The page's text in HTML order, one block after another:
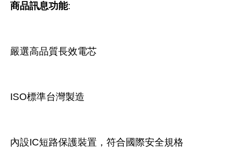
商品訊息功能:
嚴選高品質長效電芯
ISO標準台灣製造
內設IC短路保護裝置，符合國際安全規格